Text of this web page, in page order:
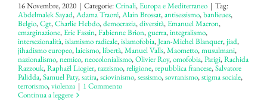
16 Novembre, 2020 | Categorie:Crinali,Europa e Mediterraneo | Tag:
Abdelmalek Sayad,Adama Traoré,Alain Brossat,antisessismo,banlieues,
Belgio,Cgt,Charlie Hebdo,democrazia,diversità,Emanuel Macron,
emarginazione,Eric Fassin,Fabienne Brion,guerra,integralismo,
intersezionalità,islamismo radicale,islamofobia,Jean-Michel Blanquer,jiad,
jihadismo europeo,laicismo,libertà,Manuel Valls,Maometto,musulmani,
nazionalismo,nemico,neocolonialismo,Olivier Roy,omofobia,Parigi,Rachida
Razzouk,Raphaël Liogier,razzismo,religione,repubblica francese,Salvatore
Palidda,Samuel Paty,satira,sciovinismo,sessismo,sovranismo,stigma sociale,
terrorismo,violenza | 1 Commento
Continua a leggere